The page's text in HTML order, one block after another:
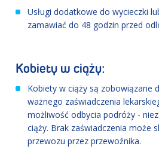
Usługi dodatkowe do wycieczki
zamawiać do 48 godzin przed
Kobiety w ciąży:
Kobiety w ciąży są zobowiązane
ważnego zaświadczenia
możliwość odbycia podróży -
ciąży. Brak zaświadczenia może
przewozu przez przewoźnika.